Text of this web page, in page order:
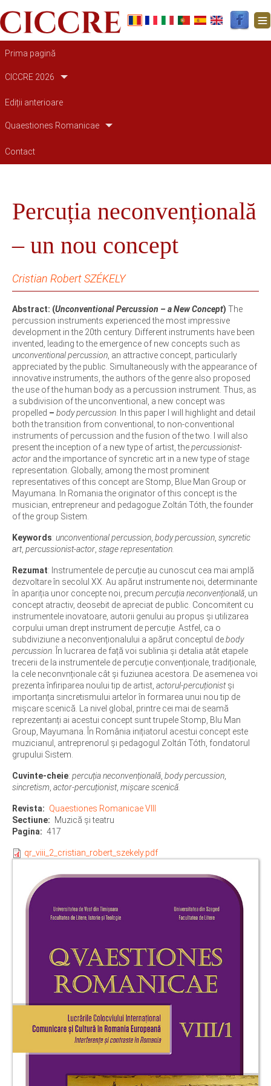
Main navigation
Prima pagină
CICCRE 2026
Ediții anterioare
Quaestiones Romanicae
Contact
Percuția neconvențională
– un nou concept
Cristian Robert SZÉKELY
Abstract: (Unconventional Percussion – a New Concept) The
percussion instruments experienced the most impressive
development in the 20th century. Different instruments have been
invented, leading to the emergence of new concepts such as
unconventional percussion , an attractive concept, particularly
appreciated by the public. Simultaneously with the appearance of
innovative instruments, the authors of the genre also proposed
the use of the human body as a percussion instrument. Thus, as
a subdivision of the unconventional, a new concept was
propelled – body percussion . In this paper I will highlight and detail
both the transition from conventional, to non-conventional
instruments of percussion and the fusion of the two. I will also
present the inception of a new type of artist, thepercussionist-
actor and the importance of syncretic art in a new type of stage
representation. Globally, among the most prominent
representatives of this concept are Stomp, Blue Man Group or
Mayumana. In Romania the originator of this concept is the
musician, entrepreneur and pedagogue Zoltán Tóth, the founder
of the group Sistem.
Keywords: unconventional percussion body percussion syncretic
art, percussionist-actor stage representation.
Rezumat: Instrumentele de percuție au cunoscut cea mai amplă
dezvoltare în secolul XX. Au apărut instrumente noi, determinante
în apariția unor concepte noi, precum percuția neconvențională , un
concept atractiv, deosebit de apreciat de public. Concomitent cu
instrumentele inovatoare, autorii genului au propus și utilizarea
corpului uman drept instrument de percuție. Astfel, ca o
subdiviziune a neconvenționalului a apărut conceptul debody
percussion . În lucrarea de față voi sublinia și detalia atât etapele
trecerii de la instrumentele de percuție convenționale, tradiționale,
la cele neconvnționale cât și fuziunea acestora. De asemenea voi
prezenta înfiriparea noului tip de artist, actorul-percuționistși
importanța sincretismului artelor în formarea unui nou tip de
mișcare scenică. La nivel global, printre cei mai de seamă
reprezentanți ai acestui concept sunt trupele Stomp, Blu Man
Group, Mayumana. În România inițiatorul acestui concept este
muzicianul, antreprenorul și pedagogul Zoltán Tóth, fondatorul
grupului Sistem.
Cuvinte-cheie: percuția neconvențională body percussion
sincretism actor-percuționist, mișcare scenică.
Revista
Quaestiones Romanicae VIII
Sectiune
Muzică și teatru
Pagina
417
qr_viii_2_cristian_robert_szekely.pdf